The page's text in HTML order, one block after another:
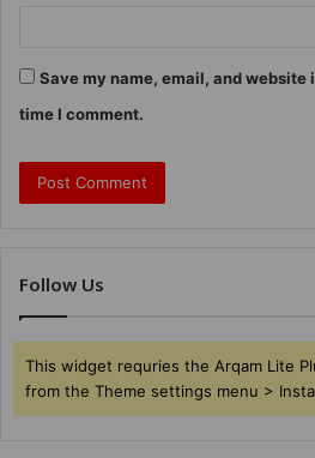
Save my name, email, and website
time I comment.
Follow Us
This widget requries the Arqam Lite
from the Theme settings menu >